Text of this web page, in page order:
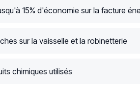
15% d'économie sur la facture
sur la vaisselle et la robinetterie
chimiques utilisés